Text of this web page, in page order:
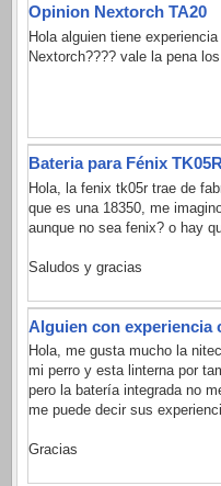
Opinion Nextorch TA20
Hola alguien tiene
Nextorch???? vale la pena
Bateria para Fénix TK05R
Hola, la fenix tk05r trae de
que es una 18350, me
aunque no sea fenix? o hay
Saludos y gracias
Alguien con experiencia
Hola, me gusta mucho la
mi perro y esta linterna por
pero la batería integrada no
me puede decir sus
Gracias